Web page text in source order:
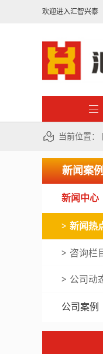
欢迎进入汇智兴泰
当前位置：
新闻案
新闻中心
新闻热
咨询栏
公司动
公司案例